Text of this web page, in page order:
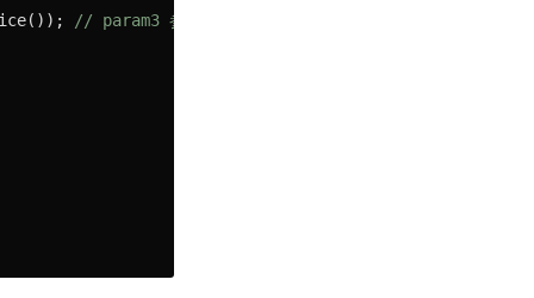
// param3 参数只可在全局 onRequest 事件中提前注册。